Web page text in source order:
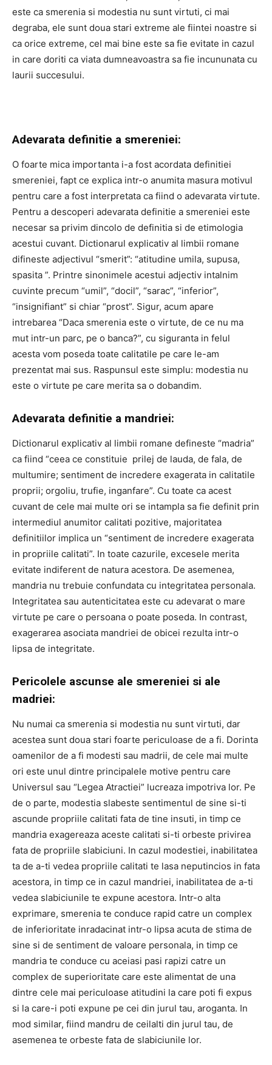
este ca smerenia si modestia nu sunt virtuti, ci mai
degraba, ele sunt doua stari extreme ale fiintei noastre si
ca orice extreme, cel mai bine este sa fie evitate in cazul
in care doriti ca viata dumneavoastra sa fie incununata cu
laurii succesului.
Adevarata definitie a smereniei:
O foarte mica importanta i-a fost acordata definitiei
smereniei, fapt ce explica intr-o anumita masura motivul
pentru care a fost interpretata ca fiind o adevarata virtute.
Pentru a descoperi adevarata definitie a smereniei este
necesar sa privim dincolo de definitia si de etimologia
acestui cuvant. Dictionarul explicativ al limbii romane
difineste adjectivul “smerit”: “atitudine umila, supusa,
spasita ”. Printre sinonimele acestui adjectiv intalnim
cuvinte precum “umil”, “docil”, “sarac”, “inferior”,
“insignifiant” si chiar “prost”. Sigur, acum apare
intrebarea “Daca smerenia este o virtute, de ce nu ma
mut intr-un parc, pe o banca?”, cu siguranta in felul
acesta vom poseda toate calitatile pe care le-am
prezentat mai sus. Raspunsul este simplu: modestia nu
este o virtute pe care merita sa o dobandim.
Adevarata definitie a mandriei:
Dictionarul explicativ al limbii romane defineste “madria”
ca fiind “ceea ce constituie prilej de lauda, de fala, de
multumire; sentiment de incredere exagerata in calitatile
proprii; orgoliu, trufie, inganfare”. Cu toate ca acest
cuvant de cele mai multe ori se intampla sa fie definit prin
intermediul anumitor calitati pozitive, majoritatea
definitiilor implica un “sentiment de incredere exagerata
in propriile calitati”. In toate cazurile, excesele merita
evitate indiferent de natura acestora. De asemenea,
mandria nu trebuie confundata cu integritatea personala.
Integritatea sau autenticitatea este cu adevarat o mare
virtute pe care o persoana o poate poseda. In contrast,
exagerarea asociata mandriei de obicei rezulta intr-o
lipsa de integritate.
Pericolele ascunse ale smereniei si ale
madriei:
Nu numai ca smerenia si modestia nu sunt virtuti, dar
acestea sunt doua stari foarte periculoase de a fi. Dorinta
oamenilor de a fi modesti sau madrii, de cele mai multe
ori este unul dintre principalele motive pentru care
Universul sau “Legea Atractiei” lucreaza impotriva lor. Pe
de o parte, modestia slabeste sentimentul de sine si-ti
ascunde propriile calitati fata de tine insuti, in timp ce
mandria exagereaza aceste calitati si-ti orbeste privirea
fata de propriile slabiciuni. In cazul modestiei, inabilitatea
ta de a-ti vedea propriile calitati te lasa neputincios in fata
acestora, in timp ce in cazul mandriei, inabilitatea de a-ti
vedea slabiciunile te expune acestora. Intr-o alta
exprimare, smerenia te conduce rapid catre un complex
de inferioritate inradacinat intr-o lipsa acuta de stima de
sine si de sentiment de valoare personala, in timp ce
mandria te conduce cu aceiasi pasi rapizi catre un
complex de superioritate care este alimentat de una
dintre cele mai periculoase atitudini la care poti fi expus
si la care-i poti expune pe cei din jurul tau, aroganta. In
mod similar, fiind mandru de ceilalti din jurul tau, de
asemenea te orbeste fata de slabiciunile lor.